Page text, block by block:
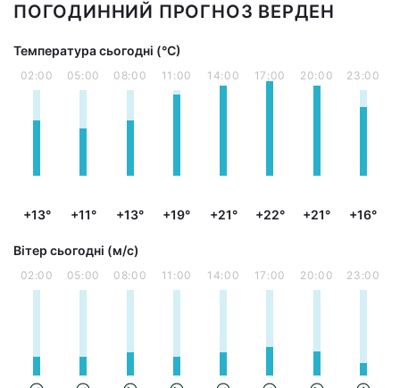
ПОГОДИННИЙ ПРОГНОЗ ВЕРДЕН
Температура сьогодні (°С)
02:00
+13°
05:00
+11°
08:00
+13°
11:00
+19°
14:00
+21°
17:00
+22°
20:00
+21°
23:00
+16°
Вітер сьогодні (м/с)
02:00 05:00 08:00 11:00 14:00 17:00 20:00 23:00